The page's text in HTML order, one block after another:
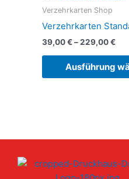
Verzehrkarten Shop
Verzehrkarten
39,00€–229,00€
Ausführung